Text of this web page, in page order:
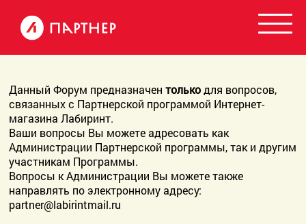
Данный Форум предназначентолькодля вопросов,
связанных с Партнерской программой Интернет-
магазина Лабиринт.
Ваши вопросы Вы можете адресовать как
Администрации Партнерской программы, так и другим
участникам Программы.
Вопросы к Администрации Вы можете также
направлять по электронному адресу:
partner@labirintmail.ru